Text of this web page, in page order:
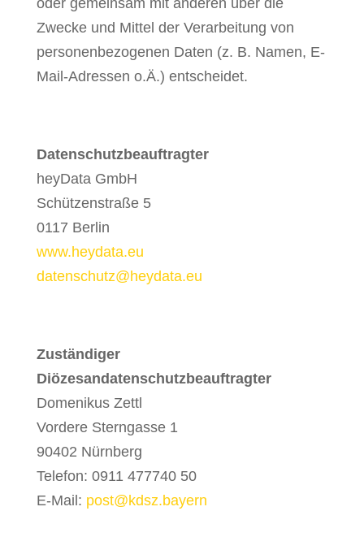
oder gemeinsam mit anderen über die
Zwecke und Mittel der Verarbeitung von
personenbezogenen Daten (z. B. Namen, E-
Mail-Adressen o.Ä.) entscheidet.
Datenschutzbeauftragter
heyData GmbH
Schützenstraße 5
0117 Berlin
www.heydata.eu
datenschutz@heydata.eu
Zuständiger
Diözesandatenschutzbeauftragter
Domenikus Zettl
Vordere Sterngasse 1
90402 Nürnberg
Telefon: 0911 477740 50
E-Mail: post@kdsz.bayern